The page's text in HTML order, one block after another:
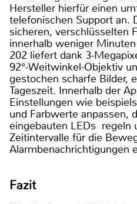
Hersteller hierfür einen
telefonischen Support an.
sicheren, verschlüsselten
innerhalb weniger
202 liefert dank 3-
92°-Weitwinkel-Objektiv
gestochen scharfe Bilder,
Tageszeit. Innerhalb der
Einstellungen wie
und Farbwerte anpassen,
eingebauten LEDs regeln
Zeitintervalle für die
Fazit